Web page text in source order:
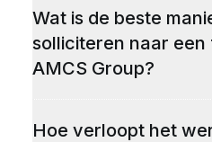
Wat is de beste
solliciteren naar een
AMCS Group?
Hoe verloopt het